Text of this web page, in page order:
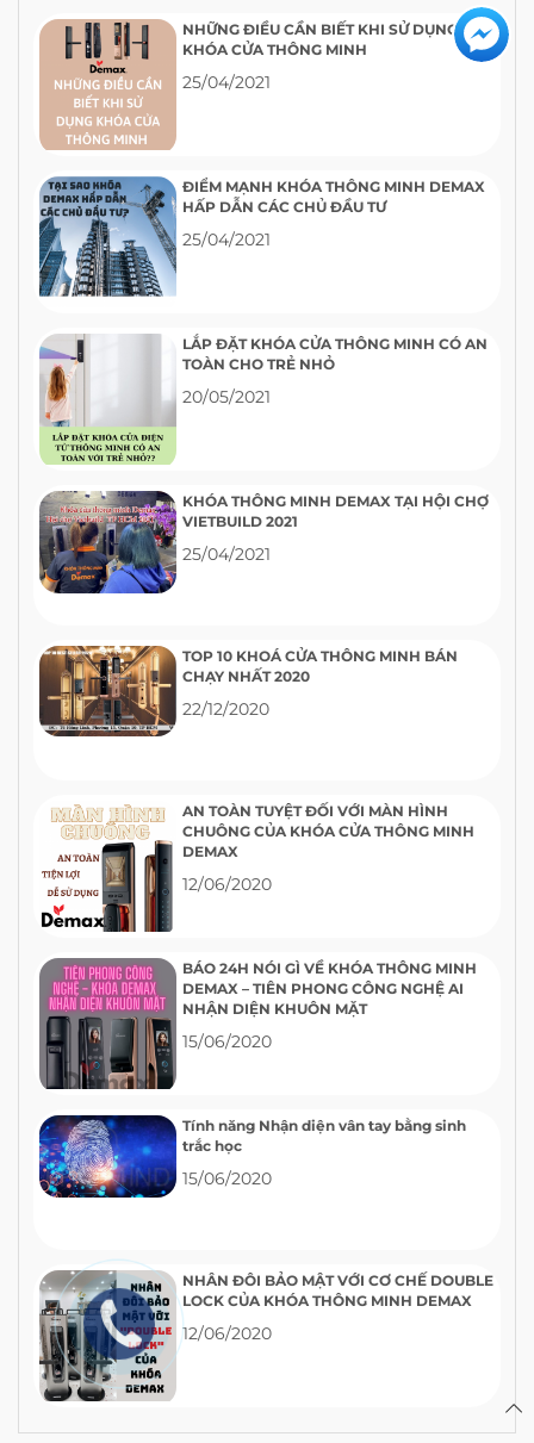
NHỮNG ĐIỀU CẦN BIẾT KHI SỬ DỤNG
KHÓA CỬA THÔNG MINH
25/04/2021
ĐIỂM MẠNH KHÓA THÔNG MINH DEMAX
HẤP DẪN CÁC CHỦ ĐẦU TƯ
25/04/2021
LẮP ĐẶT KHÓA CỬA THÔNG MINH CÓ AN
TOÀN CHO TRẺ NHỎ
20/05/2021
KHÓA THÔNG MINH DEMAX TẠI HỘI CHỢ
VIETBUILD 2021
25/04/2021
TOP 10 KHOÁ CỬA THÔNG MINH BÁN
CHẠY NHẤT 2020
22/12/2020
AN TOÀN TUYỆT ĐỐI VỚI MÀN HÌNH
CHUÔNG CỦA KHÓA CỬA THÔNG MINH
DEMAX
12/06/2020
BÁO 24H NÓI GÌ VỀ KHÓA THÔNG MINH
DEMAX – TIÊN PHONG CÔNG NGHỆ AI
NHẬN DIỆN KHUÔN MẶT
15/06/2020
Tính năng Nhận diện vân tay bằng sinh
trắc học
15/06/2020
NHÂN ĐÔI BẢO MẬT VỚI CƠ CHẾ DOUBLE
LOCK CỦA KHÓA THÔNG MINH DEMAX
12/06/2020